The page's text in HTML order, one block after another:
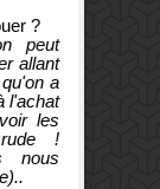
?
peut
allant
a
l'achat
les
!
nous